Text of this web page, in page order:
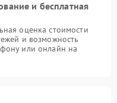
и бесплатная
оценка стоимости
и возможность
или онлайн на